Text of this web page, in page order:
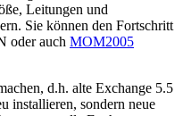
Leitungen und
Sie können den Fortschritt
oder auch MOM2005
d.h. alte Exchange 5.5
installieren, sondern neue